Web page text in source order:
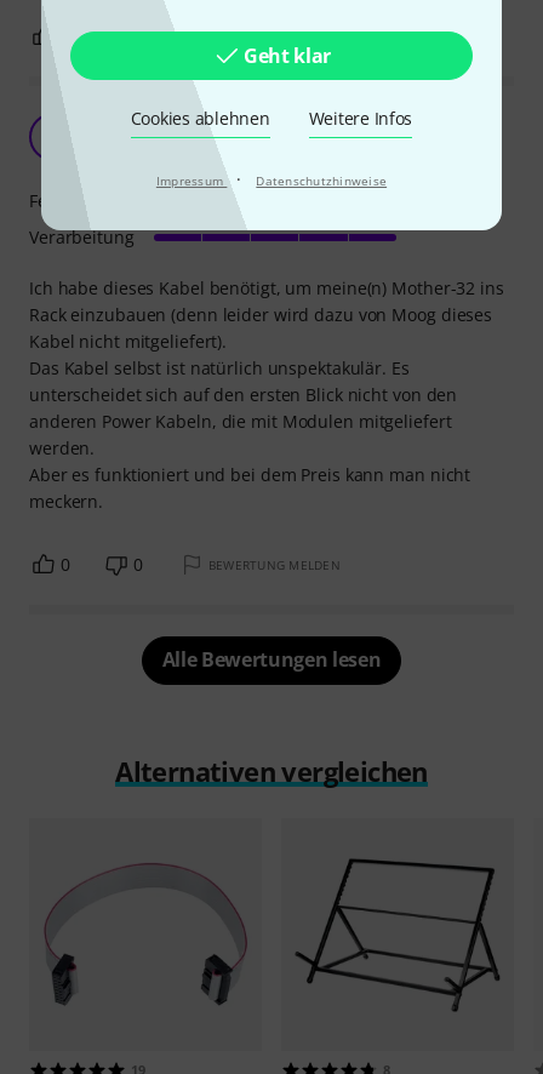
Geht klar
Cookies ablehnen Weitere Infos
Impressum · Datenschutzhinweise
0 BEWERTUNG MELDEN
Funktioniert
[FTC]ThUnDeR 22.04.2024
Ich habe dieses Kabel benötigt, um meine(n) Mother-32 ins
Rack einzubauen (denn leider wird dazu von Moog dieses
Kabel nicht mitgeliefert).
Das Kabel selbst ist natürlich unspektakulär. Es
unterscheidet sich auf den ersten Blick nicht von den
anderen Power Kabeln, die mit Modulen mitgeliefert
werden.
Aber es funktioniert und bei dem Preis kann man nicht
meckern.
Features
Verarbeitung
0 0 BEWERTUNG MELDEN
Alle Bewertungen lesen
Alternativen vergleichen
19 8